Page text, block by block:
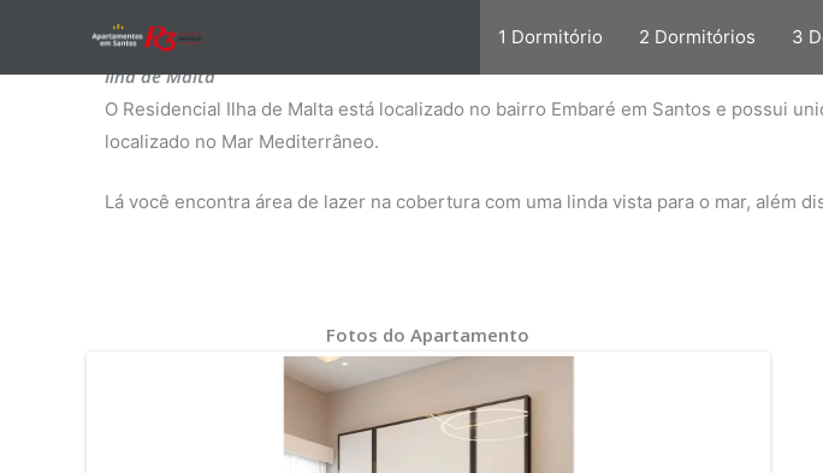
o
1 Dormitório 2 Dormitórios 3
Ilha de Malta
O Residencial Ilha de Malta está localizado no bairro Embaré em Santos e possui
localizado no Mar Mediterrâneo.
Lá você encontra área de lazer na cobertura com uma linda vista para o mar, além
Fotos do Apartamento